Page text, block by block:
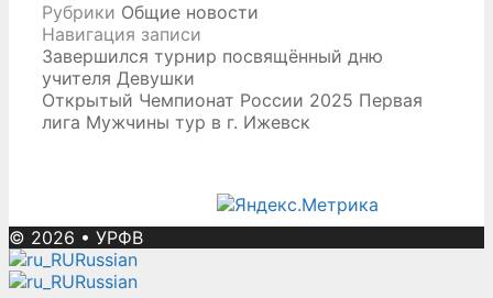
Рубрики Общие новости
Навигация записи
Завершился турнир посвящённый дню
учителя Девушки
Открытый Чемпионат России 2025 Первая
лига Мужчины тур в г. Ижевск
© 2026 • УРФВ
Russian
Russian